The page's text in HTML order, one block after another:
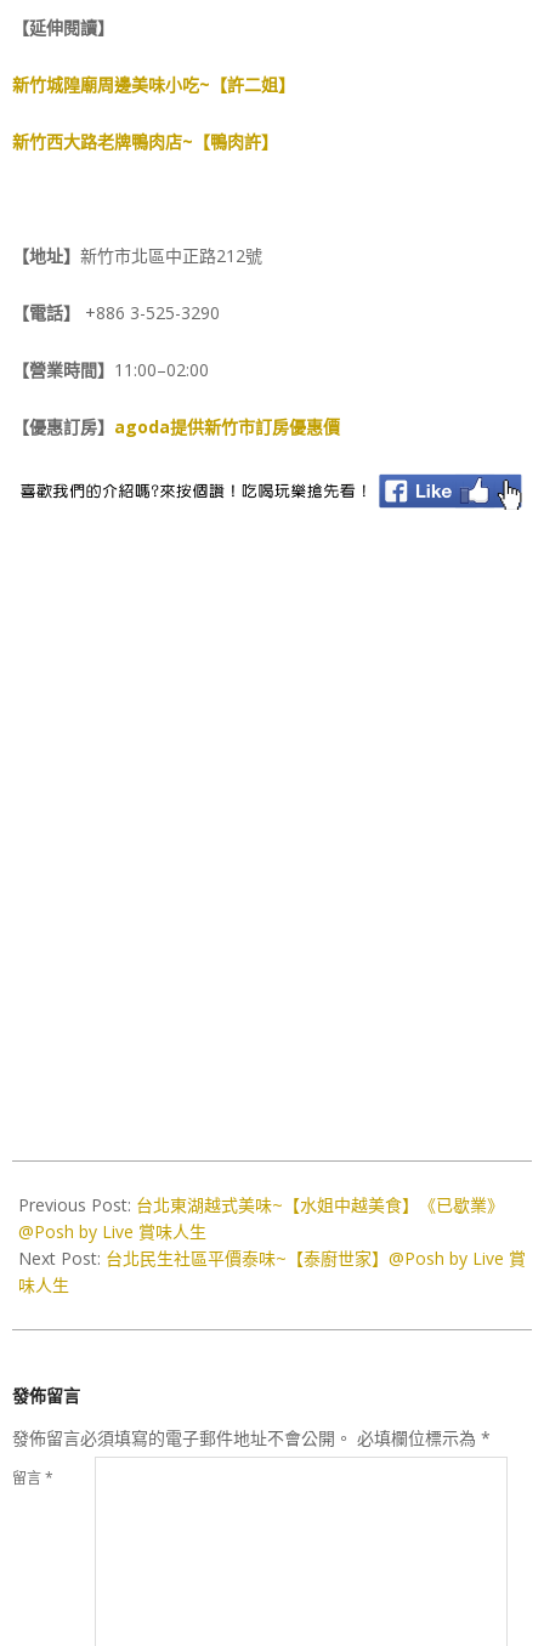
【延伸閱讀】
新竹城隍廟周邊美味小吃~【許二姐】
新竹西大路老牌鴨肉店~【鴨肉許】
【地址】 新竹市北區中正路212號
【電話】 +886 3-525-3290
【營業時間】 11:00–02:00
【優惠訂房】 agoda提供新竹市訂房優惠價
05-
08
Previous Post: 台北東湖越式美味~【水姐中越美食】《已歇業》
@Posh by Live 賞味人生
Next Post: 台北民生社區平價泰味~【泰廚世家】@Posh by Live 賞
味人生
發佈留言
發佈留言必須填寫的電子郵件地址不會公開。 必填欄位標示為 *
留言*